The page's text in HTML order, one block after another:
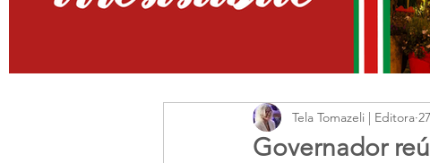
Governador
Tela Tomazeli | Editora